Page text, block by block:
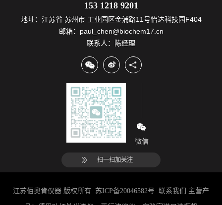
153 1218 9201
地址：江苏省 苏州市 工业园区金浦路11号怡达科技园F404
邮箱：paul_chen@biochem17.cn
联系人：陈经理
微信
扫一扫加关注
江苏佰奥肯仪器 版权所有 苏ICP备20046582号 联系我们 主营产